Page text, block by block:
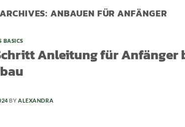
ANBAUEN FÜR ANFÄNGER
BASICS
Anleitung für Anfänger
BYALEXANDRA